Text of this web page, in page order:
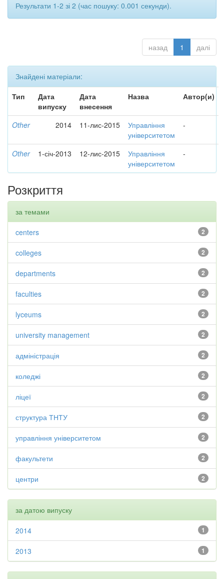
Результати 1-2 зі 2 (час пошуку: 0.001 секунди).
назад 1 далі
Знайдені матеріали:
Тип
Дата
випуску
Дата
внесення
Назва Автор(и)
Other 2014 11-лис-2015
Управління
університетом
-
Other 1-січ-2013 12-лис-2015
Управління
університетом
-
Розкриття
за темами
2
centers
2
colleges
2
departments
2
faculties
2
lyceums
2
university management
2
адміністрація
2
коледжі
2
ліцеї
2
структура ТНТУ
2
управління університетом
2
факультети
2
центри
за датою випуску
1
2014
1
2013